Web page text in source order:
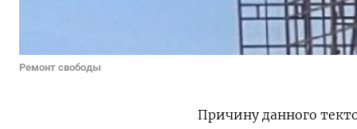
Ремонт свободы
Причину данного